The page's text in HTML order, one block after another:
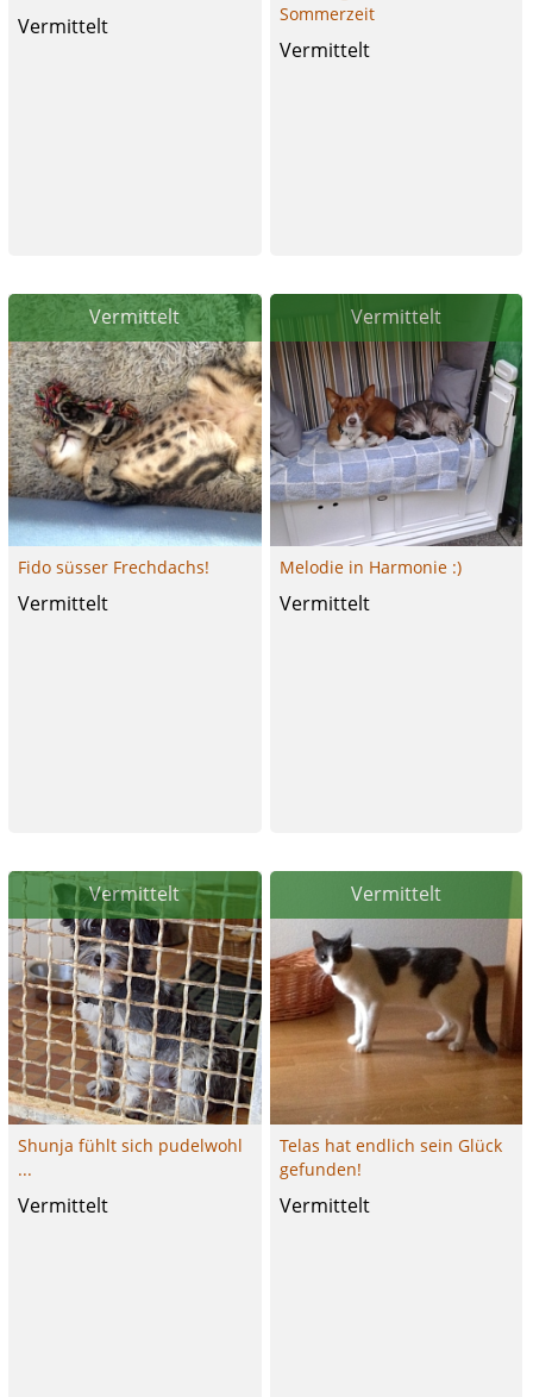
Vermittelt
Sommerzeit
Vermittelt
Vermittelt
Fido süsser Frechdachs!
Vermittelt
Vermittelt
Melodie in Harmonie :)
Vermittelt
Vermittelt
Shunja fühlt sich pudelwohl
...
Vermittelt
Vermittelt
Telas hat endlich sein Glück
gefunden!
Vermittelt